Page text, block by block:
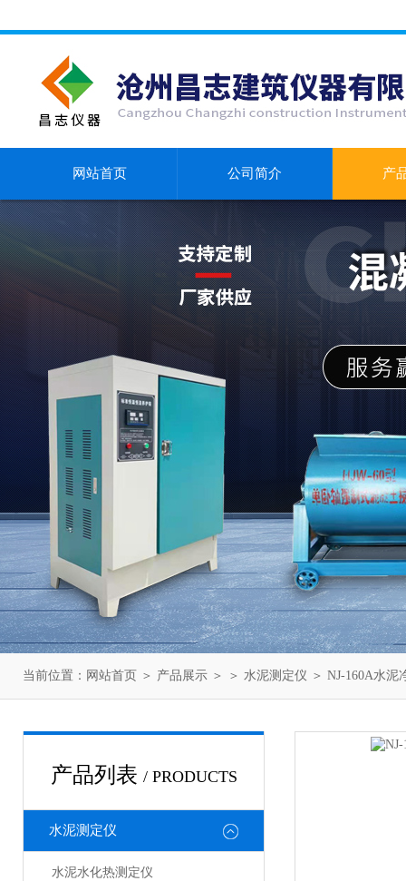
网站首页 公司简介 产
当前位置： 网站首页 ＞ 产品展示 ＞ ＞ 水泥测定仪 ＞ NJ-160A水
产品列表 / PRODUCTS
水泥测定仪
水泥水化热测定仪